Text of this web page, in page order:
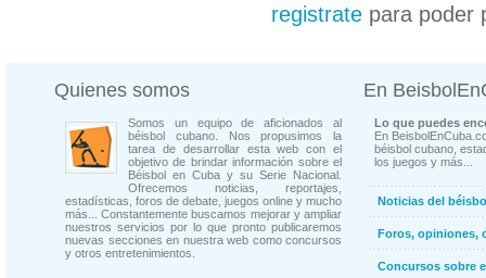
registrate para poder
Quienes somos
Somos un equipo de aficionados al
béisbol cubano. Nos propusimos la
tarea de desarrollar esta web con el
objetivo de brindar información sobre el
Béisbol en Cuba y su Serie Nacional.
Ofrecemos noticias, reportajes,
estadísticas, foros de debate, juegos online y mucho
más... Constantemente buscamos mejorar y ampliar
nuestros servicios por lo que pronto publicaremos
nuevas secciones en nuestra web como concursos
y otros entretenimientos.
En
Lo que puedes
En
béisbol cubano,
los juegos y más...
Noticias del
Foros, opiniones,
Concursos sobre